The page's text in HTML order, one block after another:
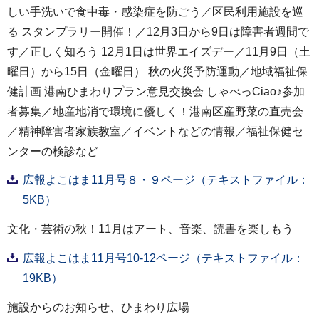
しい手洗いで食中毒・感染症を防ごう／区民利用施設を巡
る スタンプラリー開催！／12月3日から9日は障害者週間で
す／正しく知ろう 12月1日は世界エイズデー／11月9日（土
曜日）から15日（金曜日） 秋の火災予防運動／地域福祉保
健計画 港南ひまわりプラン意見交換会 しゃべっCiao♪参加
者募集／地産地消で環境に優しく！港南区産野菜の直売会
／精神障害者家族教室／イベントなどの情報／福祉保健セ
ンターの検診など
広報よこはま11月号８・９ページ（テキストファイル：
5KB）
文化・芸術の秋！11月はアート、音楽、読書を楽しもう
広報よこはま11月号10-12ページ（テキストファイル：
19KB）
施設からのお知らせ、ひまわり広場